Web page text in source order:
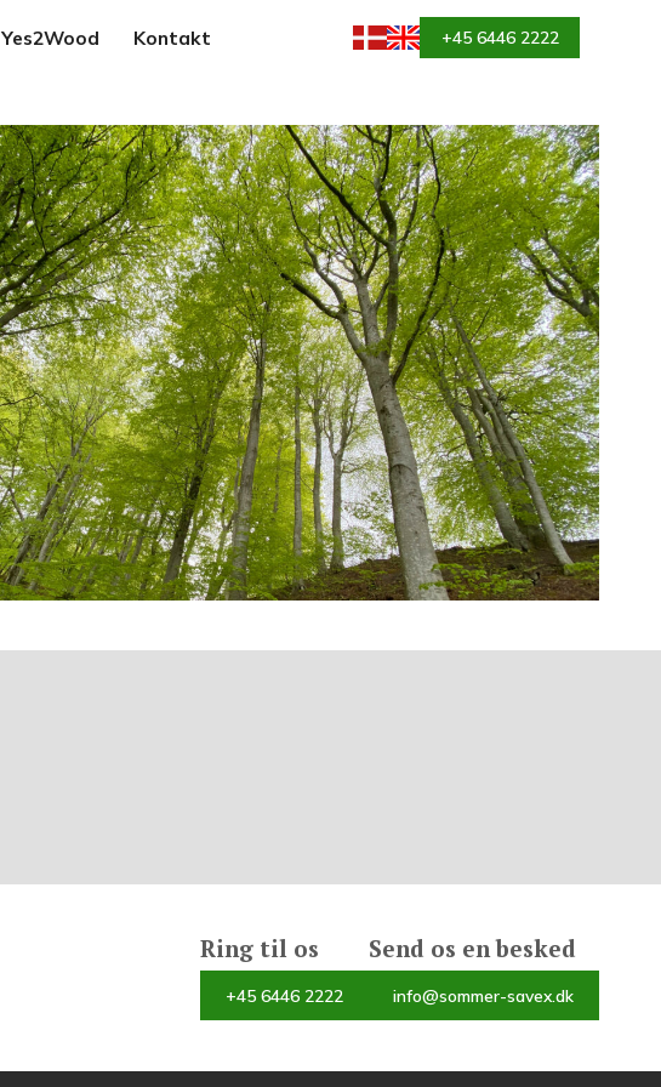
Yes2Wood Kontakt +45 6446 2222
Ring til os
+45 6446 2222
Send os en besked
info@sommer-savex.dk